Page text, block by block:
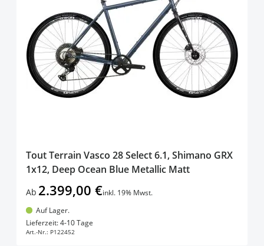
Tout Terrain Vasco 28 Select 6.1, Shimano GRX
1x12, Deep Ocean Blue Metallic Matt
Ab 2.399,00 €inkl. 19% Mwst.
Auf Lager.
Lieferzeit: 4-10 Tage
Art.-Nr.: P122452